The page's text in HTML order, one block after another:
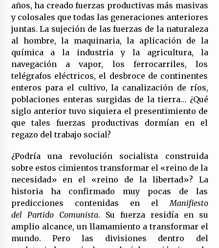
años, ha creado fuerzas productivas más masivas
y colosales que todas las generaciones anteriores
juntas. La sujeción de las fuerzas de la naturaleza
al hombre, la maquinaria, la aplicación de la
química a la industria y la agricultura, la
navegación a vapor, los ferrocarriles, los
telégrafos eléctricos, el desbroce de continentes
enteros para el cultivo, la canalización de ríos,
poblaciones enteras surgidas de la tierra… ¿Qué
siglo anterior tuvo siquiera el presentimiento de
que tales fuerzas productivas dormían en el
regazo del trabajo social?
¿Podría una revolución socialista construida
sobre estos cimientos transformar el «reino de la
necesidad» en el «reino de la libertad»? La
historia ha confirmado muy pocas de las
predicciones contenidas en elManifiesto
del Partido Comunista. Su fuerza residía en su
amplio alcance, un llamamiento a transformar el
mundo. Pero las divisiones dentro del